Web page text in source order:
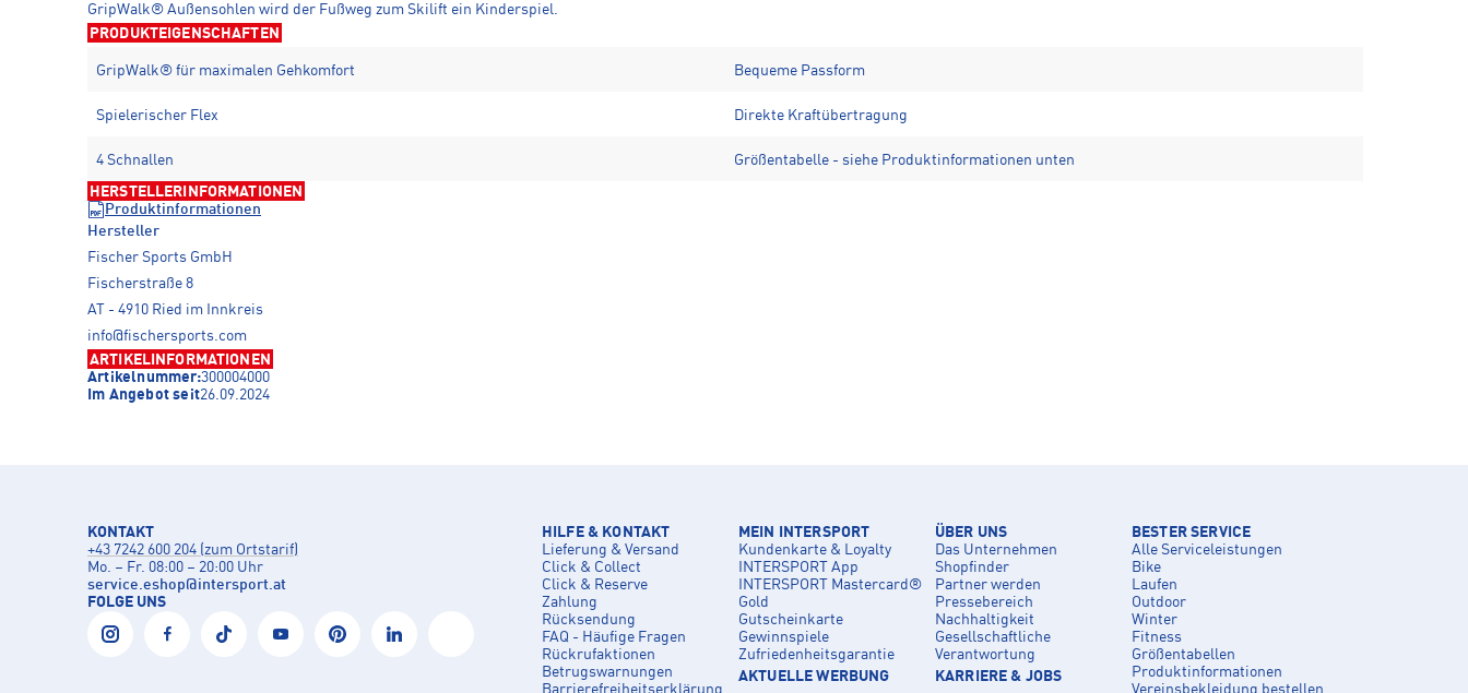
GripWalk® Außensohlen wird der Fußweg zum Skilift ein Kinderspiel.
PRODUKTEIGENSCHAFTEN
GripWalk® für maximalen Gehkomfort Bequeme Passform
Spielerischer Flex Direkte Kraftübertragung
4 Schnallen Größentabelle - siehe Produktinformationen unten
HERSTELLERINFORMATIONEN
Produktinformationen
Hersteller
Fischer Sports GmbH
Fischerstraße 8
AT - 4910 Ried im Innkreis
info@fischersports.com
ARTIKELINFORMATIONEN
Artikelnummer:300004000
Im Angebot seit26.09.2024
KONTAKT
+43 7242 600 204 (zum Ortstarif)
Mo. – Fr. 08:00 – 20:00 Uhr
service.eshop@intersport.at
FOLGE UNS
HILFE & KONTAKT
Lieferung & Versand
Click & Collect
Click & Reserve
Zahlung
Rücksendung
FAQ - Häufige Fragen
Rückrufaktionen
Betrugswarnungen
Barrierefreiheitserklärung
MEIN INTERSPORT
Kundenkarte & Loyalty
INTERSPORT App
INTERSPORT Mastercard®
Gold
Gutscheinkarte
Gewinnspiele
Zufriedenheitsgarantie
AKTUELLE WERBUNG
ÜBER UNS
Das Unternehmen
Shopfinder
Partner werden
Pressebereich
Nachhaltigkeit
Gesellschaftliche
Verantwortung
KARRIERE & JOBS
BESTER SERVICE
Alle Serviceleistungen
Bike
Laufen
Outdoor
Winter
Fitness
Größentabellen
Produktinformationen
Vereinsbekleidung bestellen